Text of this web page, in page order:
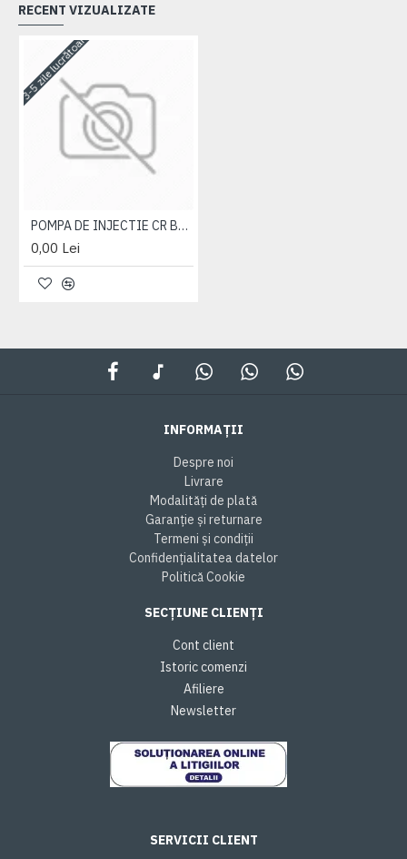
RECENT VIZUALIZATE
3-5 zile lucrătoare
POMPA DE INJECTIE CR BOCSH
0,00 Lei
INFORMAȚII
Despre noi
Livrare
Modalități de plată
Garanție și returnare
Termeni și condiții
Confidențialitatea datelor
Politică Cookie
SECȚIUNE CLIENȚI
Cont client
Istoric comenzi
Afiliere
Newsletter
SERVICII CLIENT